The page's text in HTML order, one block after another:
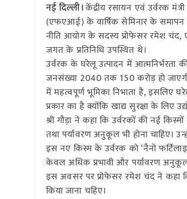
नई दिल्ली।केंद्रीय रसायन एवं उर्वरक
(एफएआई) के वार्षिक सेमिनार के समापन
नीति आयोग के सदस्य प्रोफेसर रमेश
जगत के प्रतिनिधि उपस्थित थे।
उर्वरक के घरेलू उत्पादन में आत्मनिर्भरता
जनसंख्या 2040 तक 150 करोड़ हो जाएगी।
में महत्वपूर्ण भूमिका निभाता है, इसलिए
प्रकार का है क्योंकि खाद्य सुरक्षा के लिए
श्री गौड़ा ने कहा कि उर्वरकों की नई
तथा पर्यावरण अनुकूल भी होना चाहिए।
इस नए किस्म के उर्वरक को ‘नैनो
केवल अधिक प्रभावी और पर्यावरण
इस अवसर पर प्रोफेसर रमेश चंद ने कहा
किया जाना चहिए।